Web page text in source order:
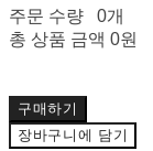
주문 수량
0개
총 상품 금액 0원
구매하기
장바구니에 담기